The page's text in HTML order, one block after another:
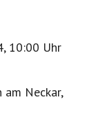
Licht ganz
es nur im
und
Orgel wieder
10:00 Uhr
Neckar,